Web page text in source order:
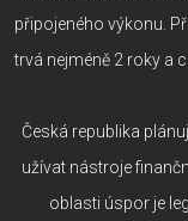
připojeného výkonu.
trvá nejméně 2 roky a
Česká republika
užívat nástroje
oblasti úspor je